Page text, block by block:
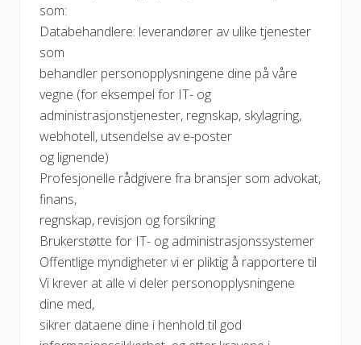
som:
Databehandlere: leverandører av ulike tjenester
som
behandler personopplysningene dine på våre
vegne (for eksempel for IT- og
administrasjonstjenester, regnskap, skylagring,
webhotell, utsendelse av e-poster
og lignende)
Profesjonelle rådgivere fra bransjer som advokat,
finans,
regnskap, revisjon og forsikring
Brukerstøtte for IT- og administrasjonssystemer
Offentlige myndigheter vi er pliktig å rapportere til
Vi krever at alle vi deler personopplysningene
dine med,
sikrer dataene dine i henhold til god